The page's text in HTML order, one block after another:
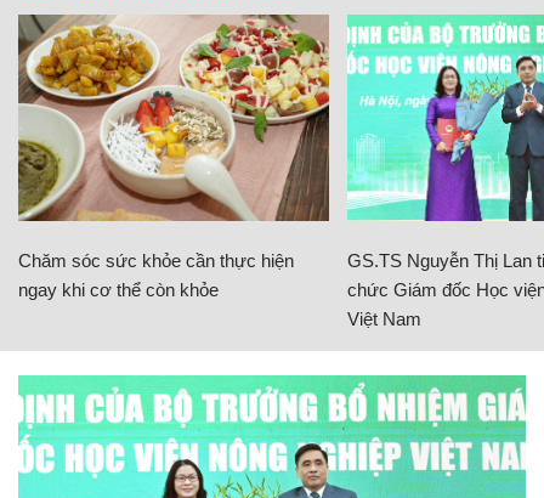
Chăm sóc sức khỏe cần thực hiện
ngay khi cơ thể còn khỏe
GS.TS Nguyễn Thị Lan
chức Giám đốc Học
Việt Nam